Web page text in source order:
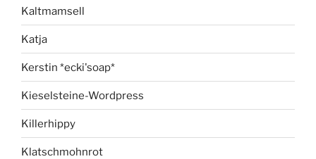
Kaltmamsell
Katja
Kerstin *ecki'soap*
Kieselsteine-Wordpress
Killerhippy
Klatschmohnrot